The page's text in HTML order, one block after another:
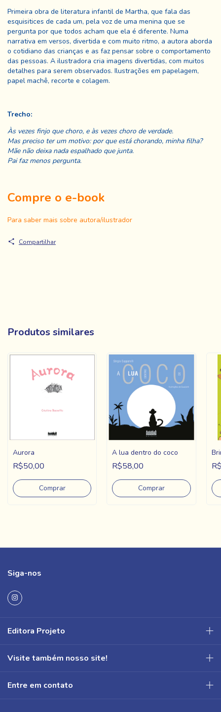
Primeira obra de literatura infantil de Martha, que fala das
esquisitices de cada um, pela voz de uma menina que se
pergunta por que todos acham que ela é diferente. Numa
narrativa em versos, divertida e com muito ritmo, a autora aborda
o cotidiano das crianças e as faz pensar sobre o comportamento
das pessoas. A ilustradora cria imagens divertidas, com muitos
detalhes para serem observados. Ilustrações em papelagem,
papel machê, recorte e colagem.
Trecho:
Às vezes finjo que choro, e às vezes choro de verdade.
Mas preciso ter um motivo: por que está chorando, minha filha?
Mãe não deixa nada espalhado que junta.
Pai faz menos pergunta.
Compre o e-book
Para saber mais sobre autora/ilustrador
Compartilhar
Produtos similares
Aurora
R$50,00
A lua dentro do coco
R$58,00
Siga-nos
Editora Projeto
Visite também nosso site!
Entre em contato